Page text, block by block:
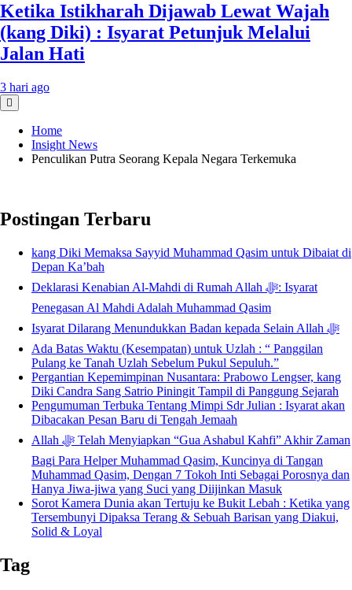
Ketika Istikharah Dijawab Lewat Wajah
(kang Diki) : Isyarat Petunjuk Melalui
Jalan Hati
3 hari ago
Home
Insight News
Penculikan Putra Seorang Kepala Negara Terkemuka
Postingan Terbaru
kang Diki Memaksa Sayyid Muhammad Qasim untuk Dibaiat di
Depan Ka’bah
Deklarasi Kenabian Al-Mahdi di Rumah Allah ﷻ: Isyarat
Penegasan Al Mahdi Adalah Muhammad Qasim
Isyarat Dilarang Menundukkan Badan kepada Selain Allah ﷻ
Ada Batas Waktu (Kesempatan) untuk Uzlah : “ Panggilan
Pulang ke Tanah Uzlah Sebelum Pukul Sepuluh.”
Pergantian Kepemimpinan Nusantara: Prabowo Lengser, kang
Diki Candra Sang Satrio Piningit Tampil di Panggung Sejarah
Pengumuman Terbuka Tentang Mimpi Sdr Julian : Isyarat akan
Dibacakan Pesan Baru di Tengah Jemaah
Allah ﷻ Telah Menyiapkan “Gua Ashabul Kahfi” Akhir Zaman
Bagi Para Helper Muhammad Qasim, Kuncinya di Tangan
Muhammad Qasim, Dengan 7 Tokoh Inti Sebagai Porosnya dan
Hanya Jiwa-jiwa yang Suci yang Diijinkan Masuk
Sorot Kamera Dunia akan Tertuju ke Bukit Lebah : Ketika yang
Tersembunyi Dipaksa Terang & Sebuah Barisan yang Diakui,
Solid & Loyal
Tag